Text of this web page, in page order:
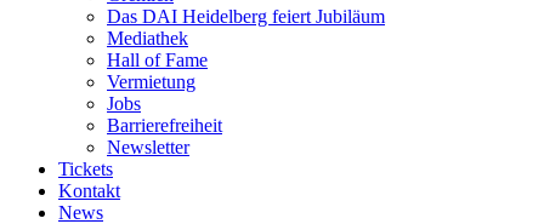
Das DAI Heidelberg feiert Jubiläum
Mediathek
Hall of Fame
Vermietung
Jobs
Barrierefreiheit
Newsletter
Tickets
Kontakt
News